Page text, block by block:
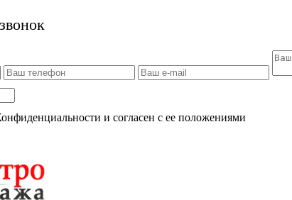
и согласен с ее положениями